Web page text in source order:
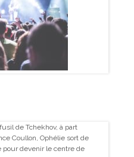
de Tchekhov, à part
Coullon, Ophélie sort de
pour devenir le centre de